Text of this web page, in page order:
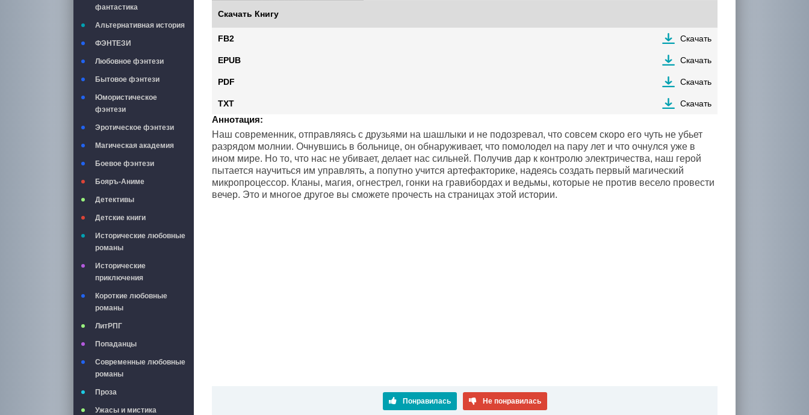
фантастика
Альтернативная история
ФЭНТЕЗИ
Любовное фэнтези
Бытовое фэнтези
Юмористическое
фэнтези
Эротическое фэнтези
Магическая академия
Боевое фэнтези
Бояръ-Аниме
Детективы
Детские книги
Исторические любовные
романы
Исторические
приключения
Короткие любовные
романы
ЛитРПГ
Попаданцы
Современные любовные
романы
Проза
Ужасы и мистика
Скачать Книгу
FB2 Скачать
EPUB Скачать
PDF Скачать
TXT Скачать
Аннотация:
Наш современник, отправляясь с друзьями на шашлыки и не подозревал, что совсем скоро его чуть не убьет
разрядом молнии. Очнувшись в больнице, он обнаруживает, что помолодел на пару лет и что очнулся уже в
ином мире. Но то, что нас не убивает, делает нас сильней. Получив дар к контролю электричества, наш герой
пытается научиться им управлять, а попутно учится артефакторике, надеясь создать первый магический
микропроцессор. Кланы, магия, огнестрел, гонки на гравибордах и ведьмы, которые не против весело провести
вечер. Это и многое другое вы сможете прочесть на страницах этой истории.
Понравилась Не понравилась